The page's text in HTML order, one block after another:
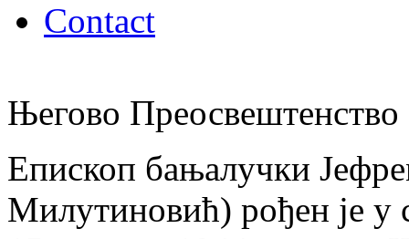
Contact
Његово
Епископ бањалучки
Милутиновић) рођен је у